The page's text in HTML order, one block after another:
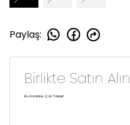
Paylaş:
Birlikte Satın Alın
Bu Kombine Çok Yakışır!